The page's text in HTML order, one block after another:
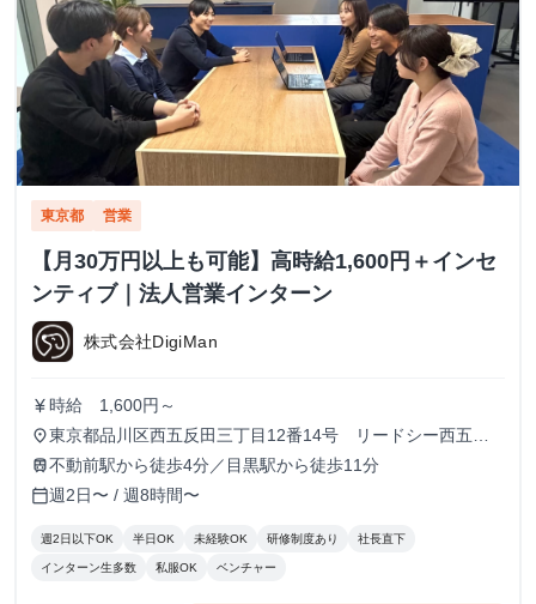
東京都 営業
【月30万円以上も可能】高時給1,600円＋インセ
ンティブ｜法人営業インターン
株式会社DigiMan
currency_yen 時給 1,600円～
place東京都品川区西五反田三丁目12番14号 リードシー西五反
田ビル7-8階（受付8階）
train不動前駅から徒歩4分／目黒駅から徒歩11分
calendar_today週2日〜 / 週8時間〜
週2日以下OK 半日OK 未経験OK 研修制度あり 社長直下
インターン生多数 私服OK ベンチャー